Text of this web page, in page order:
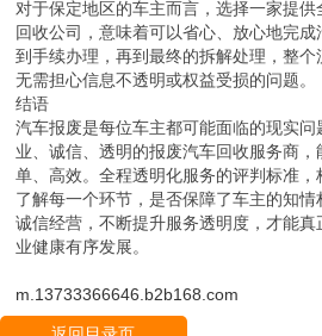
对于保定地区的车主而言，选择一家提
回收公司，意味着可以省心、放心地完
到手续办理，再到最终的拆解处理，整
无需担心信息不透明或权益受损的问题。
结语
汽车报废是每位车主都可能面临的现实
业、诚信、透明的报废汽车回收服务商
单、高效。全程透明化服务的评判标准
了解每一个环节，是否保障了车主的知
诚信经营，不断提升服务透明度，才能
业健康有序发展。
m.13733366646.b2b168.com